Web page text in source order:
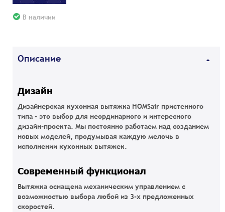
В наличии
Описание
Дизайн
Дизайнерская кухонная вытяжка HOMSair пристенного
типа - это выбор для неординарного и интересного
дизайн-проекта. Мы постоянно работаем над созданием
новых моделей, продумывая каждую мелочь в
исполнении кухонных вытяжек.
Современный функционал
Вытяжка оснащена механическим управлением с
возможностью выбора любой из 3-х предложенных
скоростей.